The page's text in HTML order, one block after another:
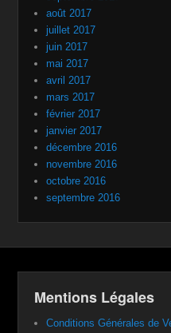
août 2017
juillet 2017
juin 2017
mai 2017
avril 2017
mars 2017
février 2017
janvier 2017
décembre 2016
novembre 2016
octobre 2016
septembre 2016
Mentions Légales
Conditions Générales de